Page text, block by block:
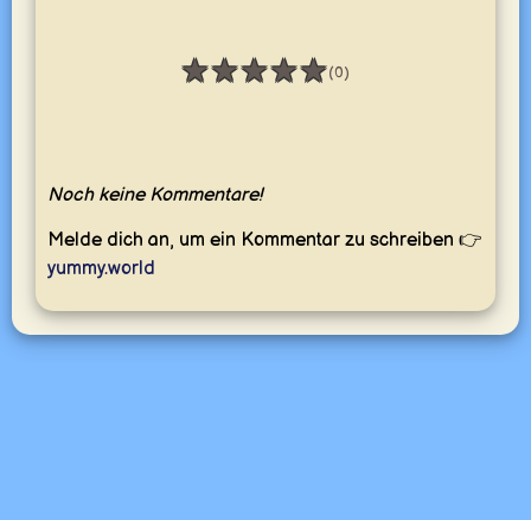
★★★★★
Bewertung: 0 / 5 (0)
Noch keine Kommentare!
Melde dich an, um ein Kommentar zu schreiben 👉
yummy.world